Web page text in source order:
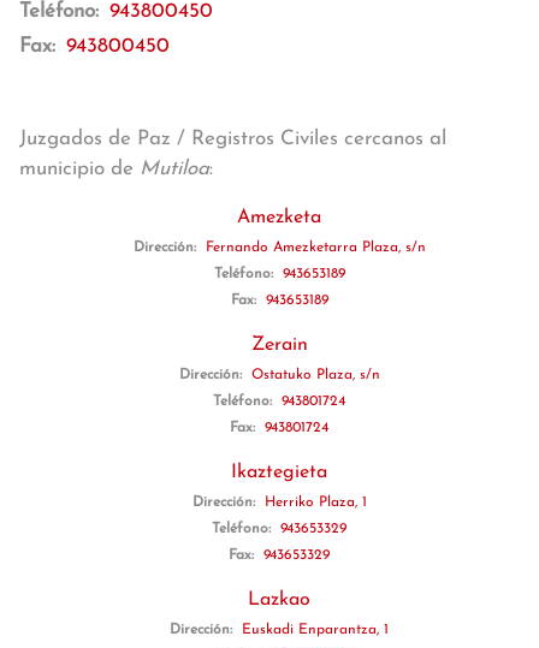
Teléfono: 943800450
Fax: 943800450
Juzgados de Paz / Registros Civiles cercanos al
municipio de Mutiloa:
Amezketa
Dirección:
Fernando Amezketarra Plaza, s/n
Teléfono:
943653189
Fax:
943653189
Zerain
Dirección:
Ostatuko Plaza, s/n
Teléfono:
943801724
Fax:
943801724
Ikaztegieta
Dirección:
Herriko Plaza, 1
Teléfono:
943653329
Fax:
943653329
Lazkao
Dirección:
Euskadi Enparantza, 1